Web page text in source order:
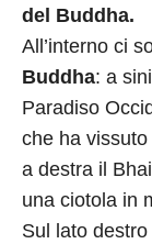
del Buddha.
All’interno ci
Buddha: a
Paradiso
che ha vissuto
a destra il
una ciotola in
Sul lato